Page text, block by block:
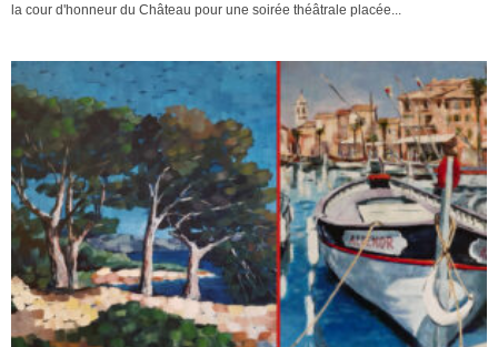
la cour d'honneur du Château pour une soirée théâtrale placée...